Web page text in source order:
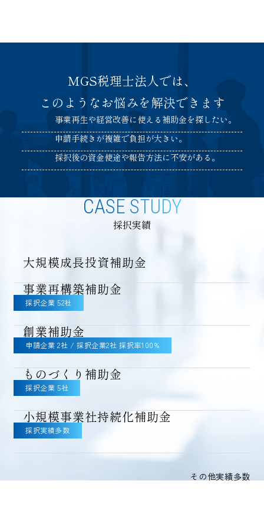
MGS税理士法人では、
このようなお悩みを解決できます
事業再生や経営改善に使える補助金を探したい。
申請手続きが複雑で負担が大きい。
採択後の資金使途や報告方法に不安がある。
CASE STUDY
採択実績
大規模成長投資補助金
事業再構築補助金
採択企業 52社
創業補助金
申請企業 2社 / 採択企業2社 採択率100%
ものづくり補助金
採択企業 5社
小規模事業社持続化補助金
採択実績多数
その他実績多数